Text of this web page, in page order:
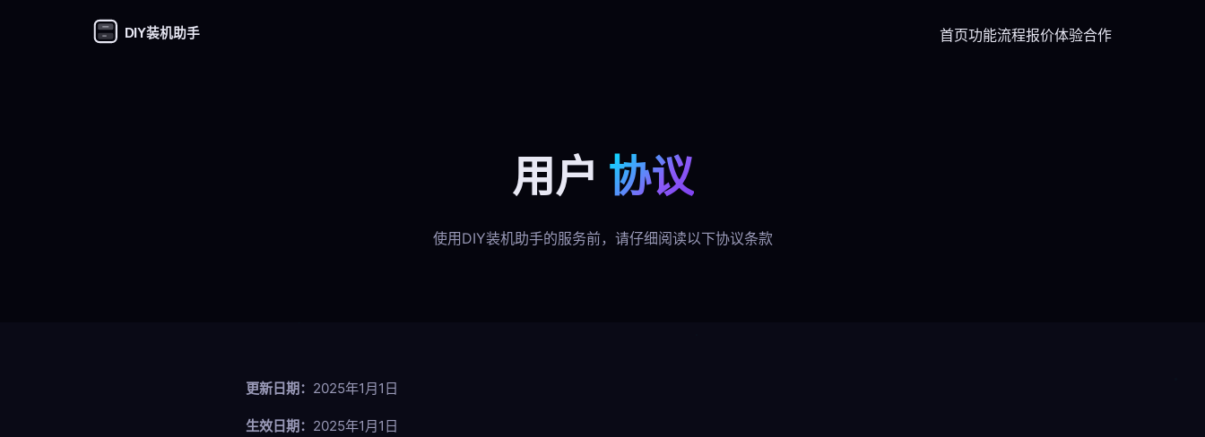
DIY装机助手 首页功能流程报价体验合作
用户 协议
使用DIY装机助手的服务前，请仔细阅读以下协议条款
更新日期： 2025年1月1日
生效日期： 2025年1月1日